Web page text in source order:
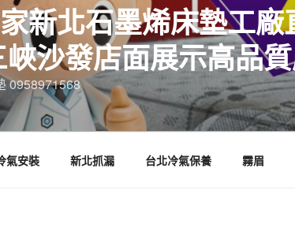
新北石墨烯床墊工
沙發店面展示高品
0958971568
氣安裝 新北抓漏 台北冷氣保養 霧眉